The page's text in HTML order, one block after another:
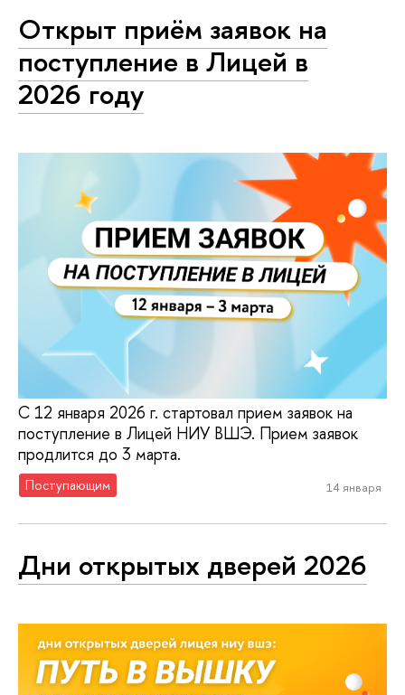
Открыт приём заявок на
поступление в Лицей в
2026 году
С 12 января 2026 г. стартовал прием заявок на
поступление в Лицей НИУ ВШЭ. Прием заявок
продлится до 3 марта.
Поступающим 14 января
Дни открытых дверей 2026